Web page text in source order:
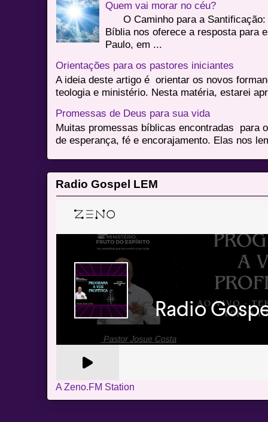
Quem vai morar no céu?
O Caminho para a Santificação:
Bíblia nos oferece a resposta para
Paulo, em ...
Orientações para os pastores iniciantes
A ideia deste artigo é orientar os novos
teologia e ministério. Nesta matéria, estarei
Promessas de Deus para sua vida
Muitas promessas bíblicas encontradas para
de esperança, fé e encorajamento. Elas nos
Radio Gospel LEM
A Zeno.FM Station